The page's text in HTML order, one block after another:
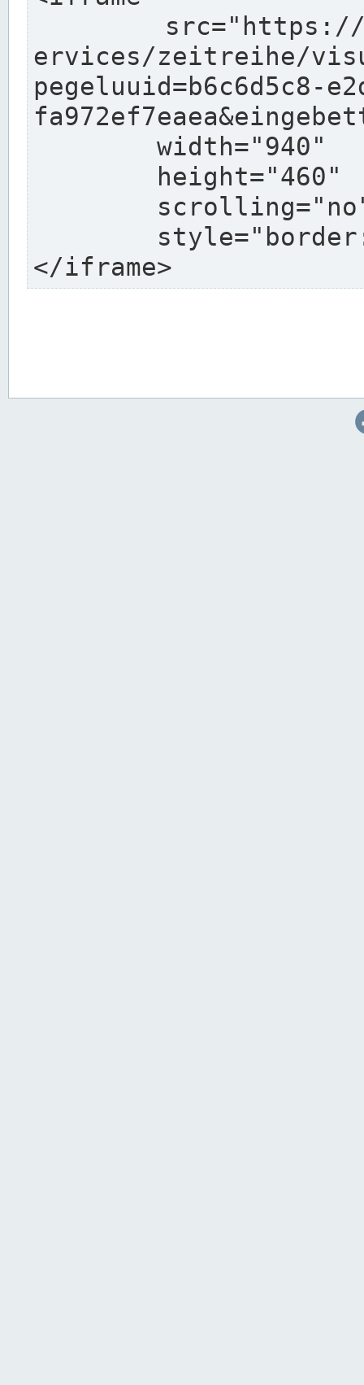
ervices/zeitreihe/
pegeluuid=b6c6d5c8-
</iframe>